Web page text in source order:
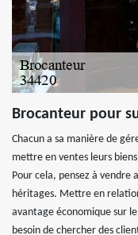
Brocanteur pour
Chacun a sa manière de
mettre en ventes leurs
Pour cela, pensez à vendre
héritages. Mettre en
avantage économique sur
besoin de chercher des